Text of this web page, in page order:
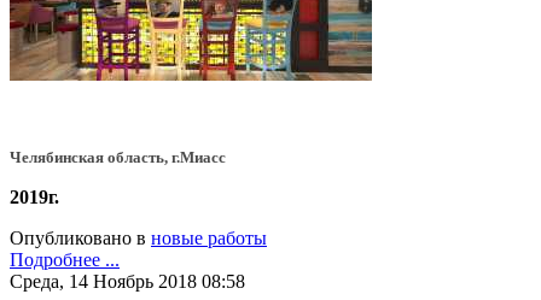
Челябинская область, г.Миасс
2019г.
Опубликовано в новые работы
Подробнее ...
Среда, 14 Ноябрь 2018 08:58